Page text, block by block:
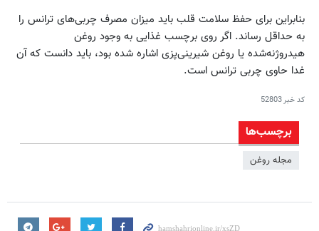
بنابراین برای حفظ سلامت قلب باید میزان مصرف چربی‌های ترانس را
به حداقل رساند. اگر روی برچسب غذایی به وجود روغن
هیدروژنه‌شده یا روغن شیرینی‌‌پزی اشاره شده بود، باید دانست که آن
غدا حاوی چربی ترانس است.
کد خبر52803
برچسب‌ها
مجله روغن